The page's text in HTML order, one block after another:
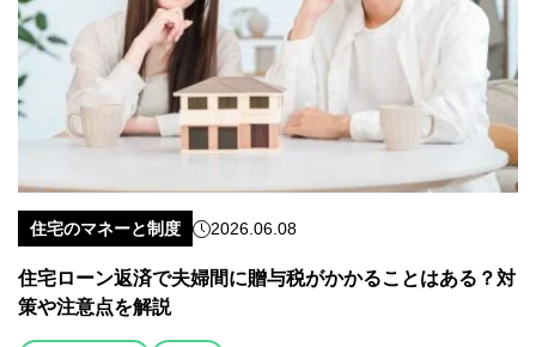
住宅のマネーと制度 2026.06.08
住宅ローン返済で夫婦間に贈与税がかかることはある？対
策や注意点を解説